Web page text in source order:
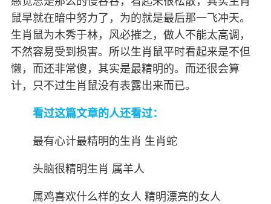
鼠早就在暗中努力了，为的就是最后那一飞冲天。
生肖鼠为木秀于林，风必摧之，做人不能太高调，
不然容易受到损害。所以生肖鼠平时看起来是不但
懒，而还非常傻，其实是最精明的。而还很会算
计，只不过生肖鼠没有表露出来而已。
看过这篇文章的人还看过：
最有心计最精明的生肖 生肖蛇
头脑很精明生肖 属羊人
属鸡喜欢什么样的女人 精明漂亮的女人